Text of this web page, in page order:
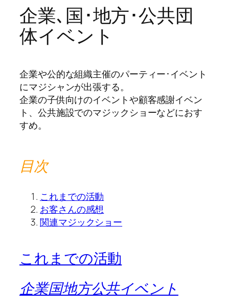
企業､国･地方･公共団
体イベント
企業や公的な組織主催のパーティー･イベント
にマジシャンが出張する。
企業の子供向けのイベントや顧客感謝イベン
ト、公共施設でのマジックショーなどにおす
すめ。
目次
これまでの活動
お客さんの感想
関連マジックショー
これまでの活動
企業国地方公共イベント